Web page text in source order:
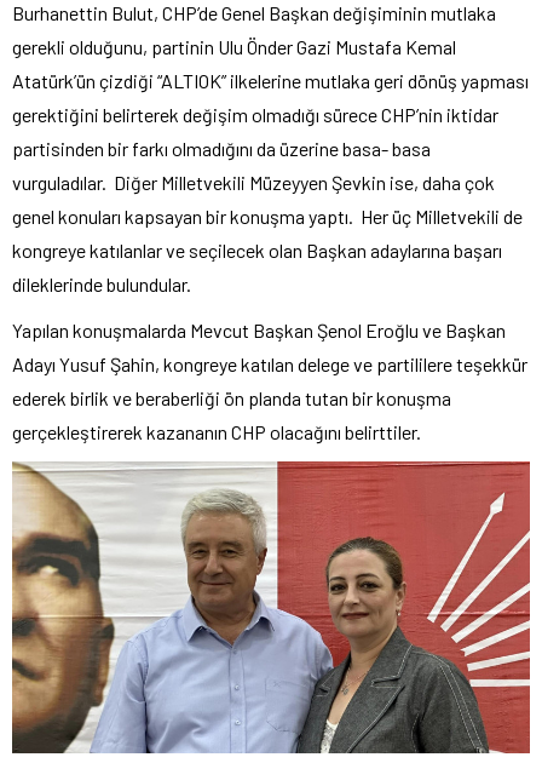
Burhanettin Bulut, CHP’de Genel Başkan değişiminin mutlaka
gerekli olduğunu, partinin Ulu Önder Gazi Mustafa Kemal
Atatürk’ün çizdiği “ALTIOK” ilkelerine mutlaka geri dönüş yapması
gerektiğini belirterek değişim olmadığı sürece CHP’nin iktidar
partisinden bir farkı olmadığını da üzerine basa- basa
vurguladılar. Diğer Milletvekili Müzeyyen Şevkin ise, daha çok
genel konuları kapsayan bir konuşma yaptı. Her üç Milletvekili de
kongreye katılanlar ve seçilecek olan Başkan adaylarına başarı
dileklerinde bulundular.
Yapılan konuşmalarda Mevcut Başkan Şenol Eroğlu ve Başkan
Adayı Yusuf Şahin, kongreye katılan delege ve partililere teşekkür
ederek birlik ve beraberliği ön planda tutan bir konuşma
gerçekleştirerek kazananın CHP olacağını belirttiler.